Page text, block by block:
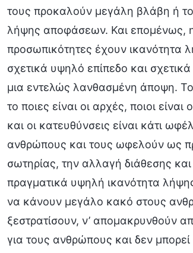
τους προκαλούν μεγάλη βλάβη ή
λήψης αποφάσεων. Και επομένως, η
προσωπικότητες έχουν ικανότητα
σχετικά υψηλό επίπεδο και
μια εντελώς λανθασμένη άποψη. Το
το ποιες είναι οι αρχές, ποιοι
και οι κατευθύνσεις είναι κάτι
ανθρώπους και τους ωφελούν ως
σωτηρίας, την αλλαγή διάθεσης
πραγματικά υψηλή ικανότητα
να κάνουν μεγάλο κακό στους
ξεστρατίσουν, ν’ απομακρυνθούν
για τους ανθρώπους και δεν